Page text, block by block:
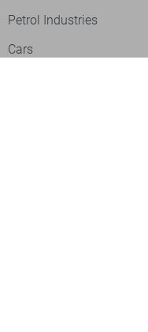
Petrol Industries
Cars